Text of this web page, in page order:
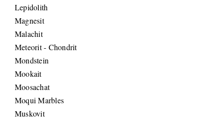
Lepidolith
Magnesit
Malachit
Meteorit - Chondrit
Mondstein
Mookait
Moosachat
Moqui Marbles
Muskovit